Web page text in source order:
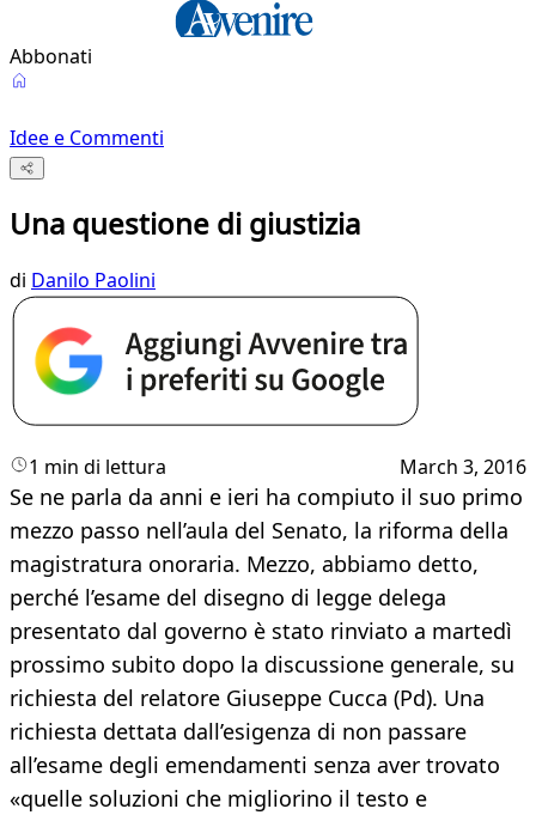
Abbonati
Idee e Commenti
Una questione di giustizia
di Danilo Paolini
1 min di lettura March 3, 2016
Se ne parla da anni e ieri ha compiuto il suo primo
mezzo passo nell’aula del Senato, la riforma della
magistratura onoraria. Mezzo, abbiamo detto,
perché l’esame del disegno di legge delega
presentato dal governo è stato rinviato a martedì
prossimo subito dopo la discussione generale, su
richiesta del relatore Giuseppe Cucca (Pd). Una
richiesta dettata dall’esigenza di non passare
all’esame degli emendamenti senza aver trovato
«quelle soluzioni che migliorino il testo e